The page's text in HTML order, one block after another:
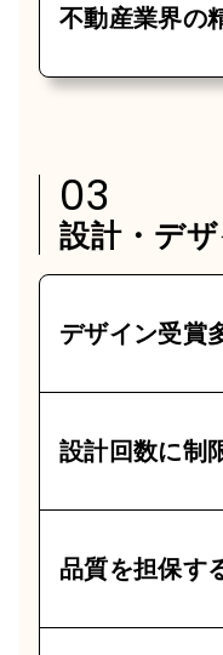
不動産業界の
03
設計・デ
デザイン受賞
設計回数に制
品質を担保す